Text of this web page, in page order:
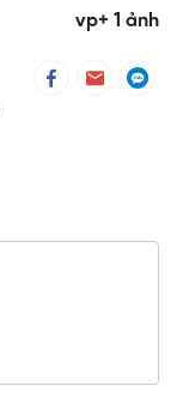
vp+ 1 ảnh